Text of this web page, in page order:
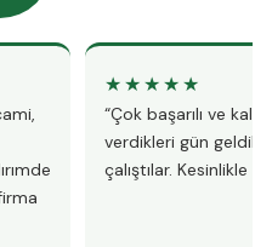
★★★★★
“Çok başarılı ve
verdikleri gün
çalıştılar. Kesinlikle